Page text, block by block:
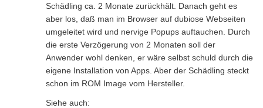
Schädling ca. 2 Monate zurückhält. Danach geht es
aber los, daß man im Browser auf dubiose Webseiten
umgeleitet wird und nervige Popups auftauchen. Durch
die erste Verzögerung von 2 Monaten soll der
Anwender wohl denken, er wäre selbst schuld durch die
eigene Installation von Apps. Aber der Schädling steckt
schon im ROM Image vom Hersteller.
Siehe auch: